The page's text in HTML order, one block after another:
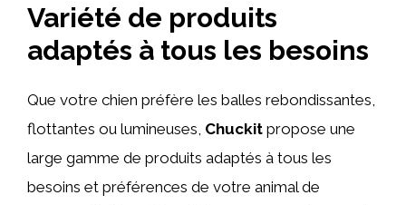
Variété de produits
adaptés à tous les besoins
Que votre chien préfère les balles rebondissantes,
flottantes ou lumineuses, Chuckit propose une
large gamme de produits adaptés à tous les
besoins et préférences de votre animal de